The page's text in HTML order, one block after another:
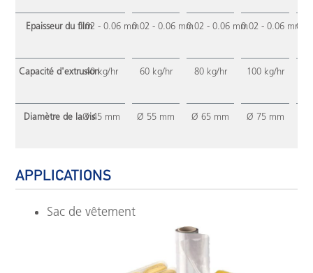
Epaisseur du film
Capacité d'extrusion
Diamètre de la vis
0.02 - 0.06 mm
40 kg/hr
Ø 45 mm
0.02 - 0.06 mm
60 kg/hr
Ø 55 mm
0.02 - 0.06 mm
80 kg/hr
Ø 65 mm
0.02 - 0.06 mm
100 kg/hr
Ø 75 mm
APPLICATIONS
Sac de vêtement